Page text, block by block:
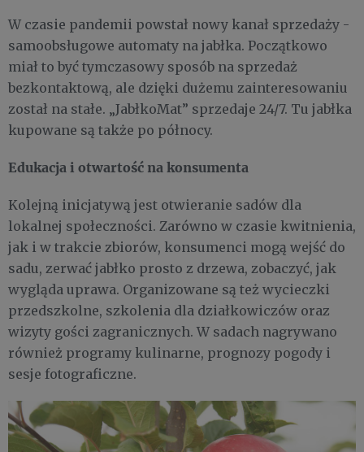
W czasie pandemii powstał nowy kanał sprzedaży -
samoobsługowe automaty na jabłka. Początkowo
miał to być tymczasowy sposób na sprzedaż
bezkontaktową, ale dzięki dużemu zainteresowaniu
został na stałe. „JabłkoMat” sprzedaje 24/7. Tu jabłka
kupowane są także po północy.
Edukacja i otwartość na konsumenta
Kolejną inicjatywą jest otwieranie sadów dla
lokalnej społeczności. Zarówno w czasie kwitnienia,
jak i w trakcie zbiorów, konsumenci mogą wejść do
sadu, zerwać jabłko prosto z drzewa, zobaczyć, jak
wygląda uprawa. Organizowane są też wycieczki
przedszkolne, szkolenia dla działkowiczów oraz
wizyty gości zagranicznych. W sadach nagrywano
również programy kulinarne, prognozy pogody i
sesje fotograficzne.